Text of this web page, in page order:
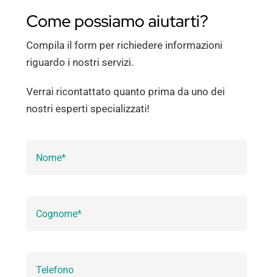
Come possiamo aiutarti?
Compila il form per richiedere informazioni
riguardo i nostri servizi.
Verrai ricontattato quanto prima da uno dei
nostri esperti specializzati!